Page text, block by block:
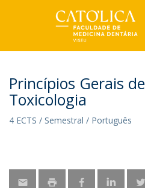
Princípios Gerais
Toxicologia
4 ECTS / Semestral / Português